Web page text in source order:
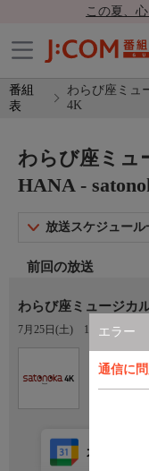
この夏、
番組
表
わらび座ミュ
4K
エラー
通信に
わらび座ミュ
HANA -
放送スケジュール
前回の放送
わらび座ミュージ
7月25日(土) 19:00〜21:00
satonoka
カレンダー